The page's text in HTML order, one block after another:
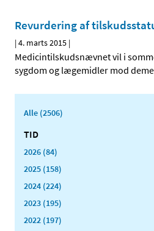
Revurdering af
|4. marts 2015 |
Medicintilskudsnævnet vil i
sygdom og lægemidler mod
Alle (2506)
TID
2026 (84)
2025 (158)
2024 (224)
2023 (195)
2022 (197)